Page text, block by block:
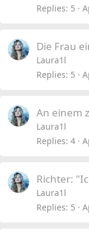
Replies 5
Die Frau
Laura1l
Replies 5
An einem
Laura1l
Replies 4
Richter:
Laura1l
Replies 5